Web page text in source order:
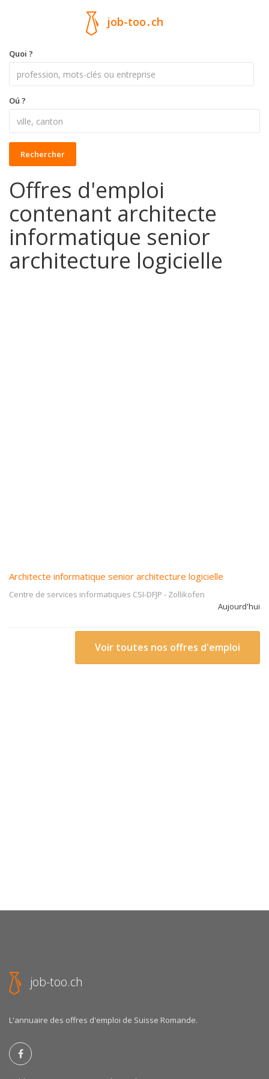
job-too.ch
Quoi ?
Oú ?
Rechercher
Offres d'emploi
contenant architecte
informatique senior
architecture logicielle
Architecte informatique senior architecture logicielle
Centre de services informatiques CSI-DFJP - Zollikofen
Aujourd'hui
Voir toutes nos offres d'emploi
job-too.ch
L'annuaire des offres d'emploi de Suisse Romande.